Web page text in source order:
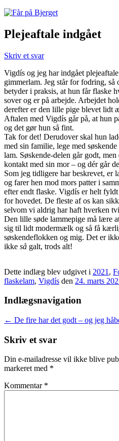
Plejeaftale indgået
Skriv et svar
Vigdís og jeg har indgået
gimmerlam. Jeg står for fodring,
betyder i praksis, at hun får flaske
sover og er på arbejde. Arbejdet
derefter er den lille pige blevet lidt
Aftalen med Vigdís går på, at hun
og det gør hun så fint.
Tak for det! Derudover skal hun
med sin familie, lege med
lam. Søskende-delen går godt,
kontakt med sin mor – og dér går
Som jeg tidligere har beskrevet, er
og farer hen mod mors patter i
efter endt flaske. Vigdís er helt
for hovedet. De fleste af os kan
selvom vi aldrig har haft hverken
Den lille søde lammepige må lære
sig til lidt modermælk og så få
søskendeflokken og mig. Det er
ikke så galt, trods alt!
Dette indlæg blev udgivet i 2021 ,
flaskelam, Vigdís den 24. marts
Indlægsnavigation
← De fire har det godt – og jeg
Skriv et svar
Din e-mailadresse vil ikke blive
markeret med *
Kommentar *